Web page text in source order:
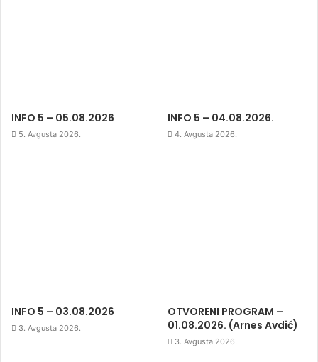
INFO 5 – 05.08.2026
5. Avgusta 2026.
INFO 5 – 04.08.2026.
4. Avgusta 2026.
INFO 5 – 03.08.2026
3. Avgusta 2026.
OTVORENI PROGRAM –
01.08.2026. (Arnes Avdić)
3. Avgusta 2026.